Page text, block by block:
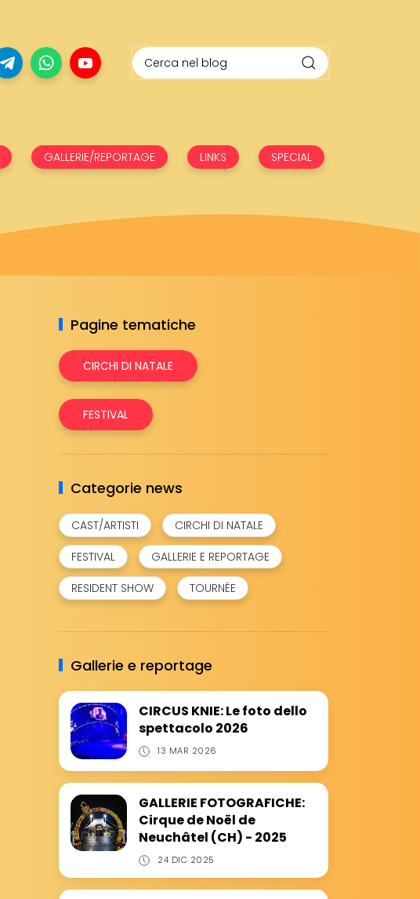
GALLERIE/REPORTAGE LINKS SPECIAL
Pagine tematiche
CIRCHI DI NATALE
FESTIVAL
Categorie news
CAST/ARTISTI
CIRCHI DI NATALE
FESTIVAL
GALLERIE E REPORTAGE
RESIDENT SHOW
TOURNÉE
Gallerie e reportage
CIRCUS KNIE: Le foto dello
spettacolo 2026
13 MAR 2026
GALLERIE FOTOGRAFICHE:
Cirque de Noël de
Neuchâtel (CH) - 2025
24 DIC 2025